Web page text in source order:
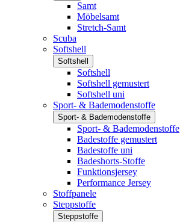
Samt
Möbelsamt
Stretch-Samt
Scuba
Softshell
Softshell
Softshell
Softshell gemustert
Softshell uni
Sport- & Bademodenstoffe
Sport- & Bademodenstoffe
Sport- & Bademodenstoffe
Badestoffe gemustert
Badestoffe uni
Badeshorts-Stoffe
Funktionsjersey
Performance Jersey
Stoffpanele
Steppstoffe
Steppstoffe